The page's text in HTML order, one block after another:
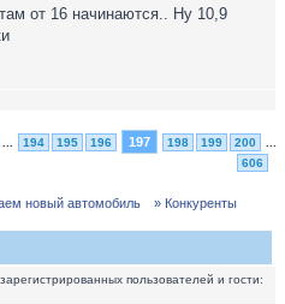
от 16 начинаются.. Ну 10,9
194 195 196 197 198 199 200
606
новый автомобиль » Конкуренты
пользователей и гости: